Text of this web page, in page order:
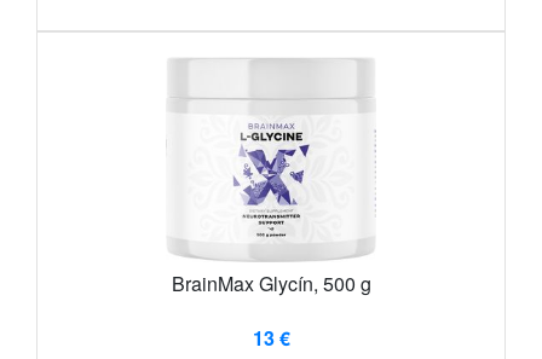
BrainMax Glycín, 500 g
13 €